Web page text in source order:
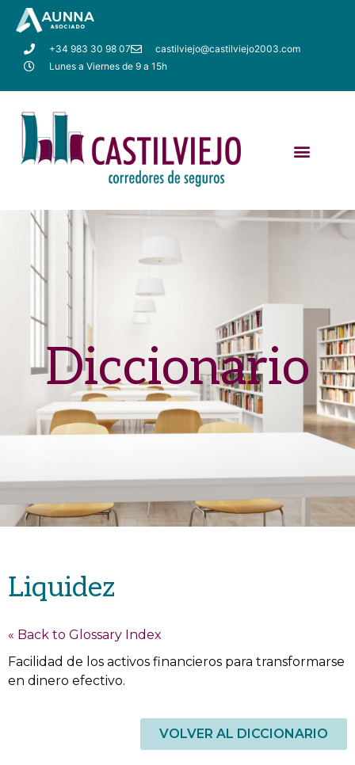
+34 983 30 98 07
castilviejo@castilviejo2003.com
Lunes a Viernes de 9 a 15h
Diccionario
Liquidez
« Back to Glossary Index
Facilidad de los activos financieros para transformarse
en dinero efectivo.
VOLVER AL DICCIONARIO